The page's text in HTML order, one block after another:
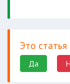
Это
Да